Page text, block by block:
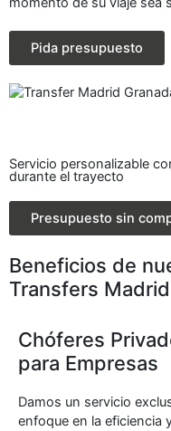
Pida presupuesto
Servicio personalizable
durante el trayecto
Presupuesto sin
Beneficios de
Transfers
Chóferes
para Empresas
Damos un servicio
enfoque en la eficiencia